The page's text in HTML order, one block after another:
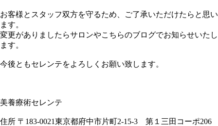
お客様とスタッフ双方を守るため、ご了承いただけたらと思い
ます。
変更がありましたらサロンやこちらのブログでお知らせいたし
ます。
今後ともセレンテをよろしくお願い致します。
美養療術セレンテ
住所 〒183-0021東京都府中市片町2-15-3 第１三田コーポ206